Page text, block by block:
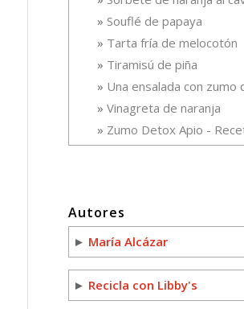
Souflé de papaya
Tarta fría de melocotón
Tiramisú de piña
Una ensalada con zumo
Vinagreta de naranja
Zumo Detox Apio -
Autores
► María Alcázar
► Recicla con Libby's